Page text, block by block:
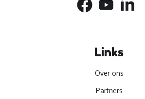
Links
Over ons
Partners